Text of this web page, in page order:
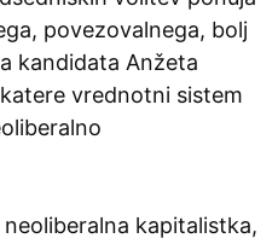
povezovalnega, bolj
kandidata Anžeta
vrednotni sistem
kapitalistka,